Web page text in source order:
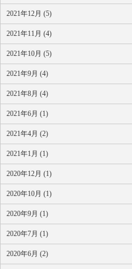
2021年12月 (5)
2021年11月 (4)
2021年10月 (5)
2021年9月 (4)
2021年8月 (4)
2021年6月 (1)
2021年4月 (2)
2021年1月 (1)
2020年12月 (1)
2020年10月 (1)
2020年9月 (1)
2020年7月 (1)
2020年6月 (2)